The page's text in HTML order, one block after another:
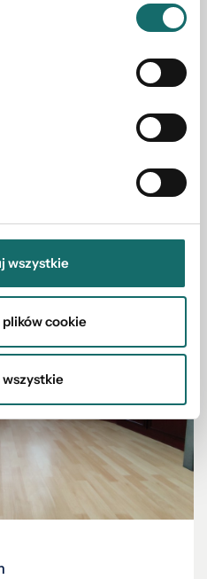
wszystkie
cookie
działka 1100m2!